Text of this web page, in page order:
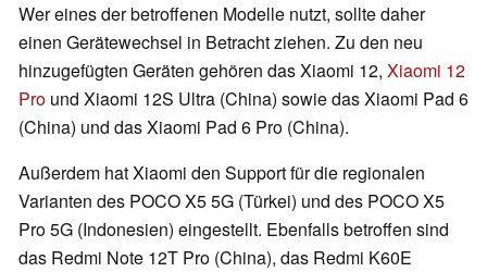
Wer eines der betroffenen Modelle nutzt, sollte daher
einen Gerätewechsel in Betracht ziehen. Zu den neu
hinzugefügten Geräten gehören das Xiaomi 12, Xiaomi 12
Pro und Xiaomi 12S Ultra (China) sowie das Xiaomi Pad 6
(China) und das Xiaomi Pad 6 Pro (China).
Außerdem hat Xiaomi den Support für die regionalen
Varianten des POCO X5 5G (Türkei) und des POCO X5
Pro 5G (Indonesien) eingestellt. Ebenfalls betroffen sind
das Redmi Note 12T Pro (China), das Redmi K60E